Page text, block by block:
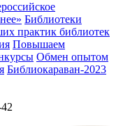
Библиотеки
практик библиотек
Повышаем
Обмен опытом
Библиокараван-2023